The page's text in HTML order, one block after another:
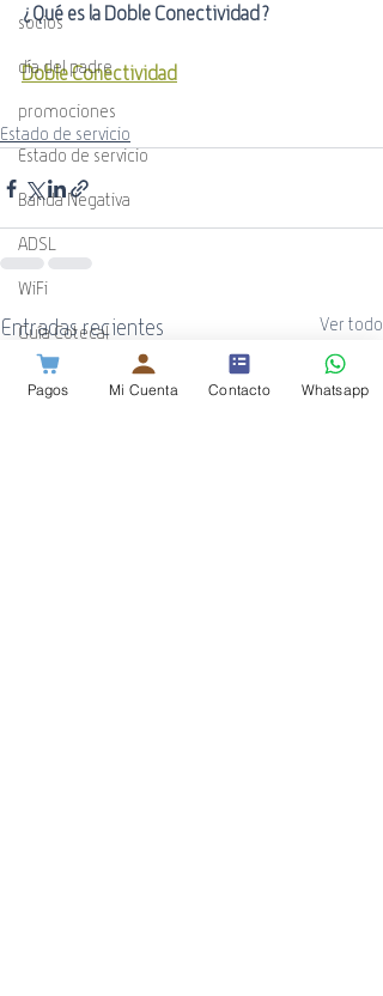
socios
día del padre
promociones
Estado de servicio
Banda Negativa
ADSL
WiFi
Guía Cotecal
Mundial de Rugby
¿Qué es la Doble Conectividad?
Doble Conectividad
Estado de servicio
Entradas recientes Ver todo
Pagos Mi Cuenta Contacto Whatsapp